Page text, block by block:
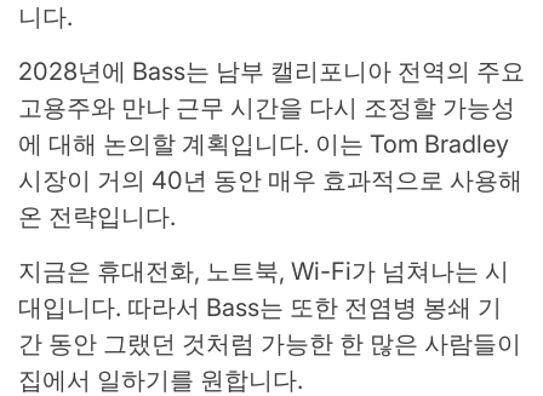
니다.
2028년에 Bass는 남부 캘리포니아 전역의 주요
고용주와 만나 근무 시간을 다시 조정할 가능성
에 대해 논의할 계획입니다. 이는 Tom Bradley
시장이 거의 40년 동안 매우 효과적으로 사용해
온 전략입니다.
지금은 휴대전화, 노트북, Wi-Fi가 넘쳐나는 시
대입니다. 따라서 Bass는 또한 전염병 봉쇄 기
간 동안 그랬던 것처럼 가능한 한 많은 사람들이
집에서 일하기를 원합니다.